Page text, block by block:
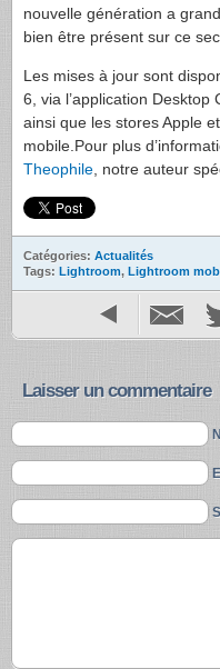
nouvelle génération a
bien être présent sur ce
Les mises à jour sont
6, via l’application Desktop
ainsi que les stores Apple
mobile.Pour plus
Theophile , notre auteur
Catégories: Actualités
Tags: Lightroom, Lightroom
Laisser un commentaire